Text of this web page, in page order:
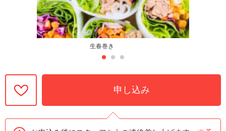
生春巻き
申し込み